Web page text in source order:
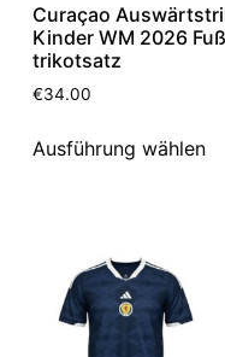
Curaçao
Kinder WM 2026
trikotsatz
€34.00
Ausführung wählen